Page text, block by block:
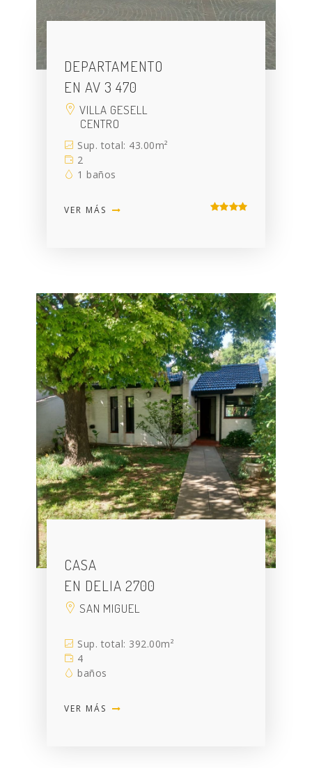
DEPARTAMENTO
EN AV 3 470
VILLA GESELL
CENTRO
Sup. total: 43.00m²
2
1 baños
VER MÁS
CASA
EN DELIA 2700
SAN MIGUEL
Sup. total: 392.00m²
4
baños
VER MÁS